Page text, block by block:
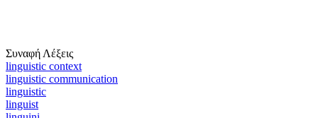
Συναφή Λέξεις
linguistic context
linguistic communication
linguistic
linguist